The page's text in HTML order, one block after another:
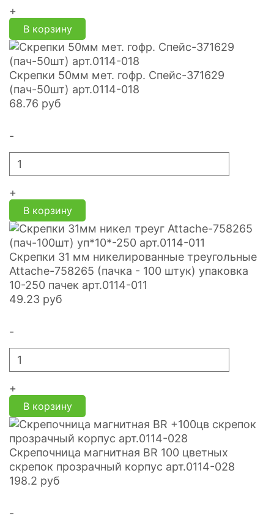
+
В корзину
Скрепки 50мм мет. гофр. Спейс-371629
(пач-50шт) арт.0114-018
68.76 руб
-
+
В корзину
Скрепки 31 мм никелированные треугольные
Attache-758265 (пачка - 100 штук) упаковка
10-250 пачек арт.0114-011
49.23 руб
-
+
В корзину
Скрепочница магнитная BR 100 цветных
скрепок прозрачный корпус арт.0114-028
198.2 руб
-